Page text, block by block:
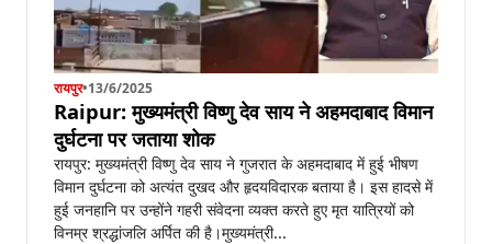
रायपुर•13/6/2025
Raipur: मुख्यमंत्री विष्णु देव साय ने अहमदाबाद विमान
दुर्घटना पर जताया शोक
रायपुर: मुख्यमंत्री विष्णु देव साय ने गुजरात के अहमदाबाद में हुई भीषण
विमान दुर्घटना को अत्यंत दुखद और हृदयविदारक बताया है। इस हादसे में
हुई जनहानि पर उन्होंने गहरी संवेदना व्यक्त करते हुए मृत यात्रियों को
विनम्र श्रद्धांजलि अर्पित की है।मुख्यमंत्री...